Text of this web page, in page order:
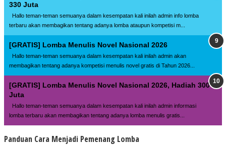
330 Juta
Hallo teman-teman semuanya dalam kesempatan kali inilah admin info lomba
terbaru akan membagikan tentang adanya lomba ataupun kompetisi m...
[GRATIS] Lomba Menulis Novel Nasional 2026
Hallo teman-teman semuanya dalam kesempatan kali inilah admin akan
membagikan tentang adanya kompetisi menulis novel gratis di Tahun 2026...
[GRATIS] Lomba Menulis Novel Nasional 2026, Hadiah 300
Juta
Hallo teman-teman semuanya dalam kesempatan kali inilah admin informasi
lomba terbaru akan membagikan tentang adanya lomba menulis gratis...
Panduan Cara Menjadi Pemenang Lomba